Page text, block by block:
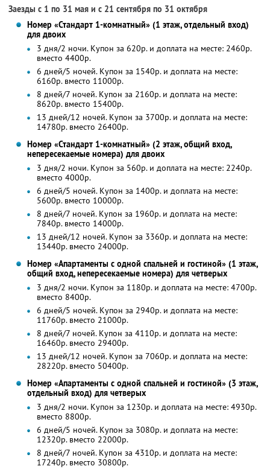
Заезды с 1 по 31 мая и с 21 сентября по 31 октября
Номер «Стандарт 1-комнатный» (1 этаж, отдельный вход)
для двоих
3 дня/2 ночи. Купон за 620р. и доплата на месте: 2460р.
вместо 4400р.
6 дней/5 ночей. Купон за 1540р. и доплата на месте:
6160р. вместо 11000р.
8 дней/7 ночей. Купон за 2160р. и доплата на месте:
8620р. вместо 15400р.
13 дней/12 ночей. Купон за 3700р. и доплата на месте:
14780р. вместо 26400р.
Номер «Стандарт 1-комнатный» (2 этаж, общий вход,
непересекаемые номера) для двоих
3 дня/2 ночи. Купон за 560р. и доплата на месте: 2240р.
вместо 4000р.
6 дней/5 ночей. Купон за 1400р. и доплата на месте:
5600р. вместо 10000р.
8 дней/7 ночей. Купон за 1960р. и доплата на месте:
7840р. вместо 14000р.
13 дней/12 ночей. Купон за 3360р. и доплата на месте:
13440р. вместо 24000р.
Номер «Апартаменты с одной спальней и гостиной» (1 этаж,
общий вход, непересекаемые номера) для четверых
3 дня/2 ночи. Купон за 1180р. и доплата на месте: 4700р.
вместо 8400р.
6 дней/5 ночей. Купон за 2940р. и доплата на месте:
11760р. вместо 21000р.
8 дней/7 ночей. Купон за 4110р. и доплата на месте:
16460р. вместо 29400р.
13 дней/12 ночей. Купон за 7060р. и доплата на месте:
28220р. вместо 50400р.
Номер «Апартаменты с одной спальней и гостиной» (3 этаж,
отдельный вход) для четверых
3 дня/2 ночи. Купон за 1230р. и доплата на месте: 4930р.
вместо 8800р.
6 дней/5 ночей. Купон за 3080р. и доплата на месте:
12320р. вместо 22000р.
8 дней/7 ночей. Купон за 4310р. и доплата на месте:
17240р. вместо 30800р.